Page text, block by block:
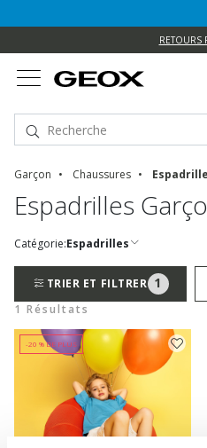
RETOURS
Garçon Chaussures
Espadrilles
Catégorie:Espadrilles
TRIER ET FILTRER 1
1 Résultats
-20 % DE PLUS